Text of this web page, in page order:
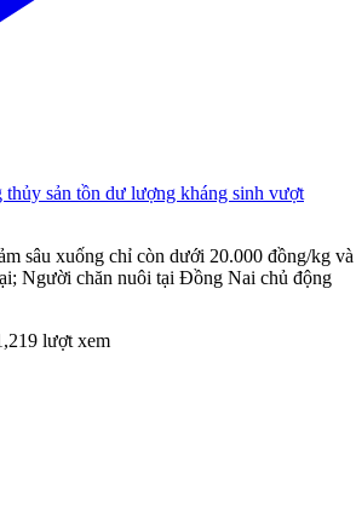
thủy sản tồn dư lượng kháng sinh vượt
sâu xuống chỉ còn dưới 20.000 đồng/kg và
Người chăn nuôi tại Đồng Nai chủ động
lượt xem